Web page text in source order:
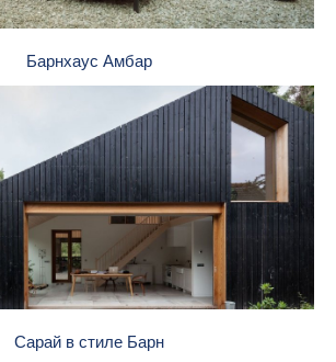
Барнхаус Амбар
Сарай в стиле Барн